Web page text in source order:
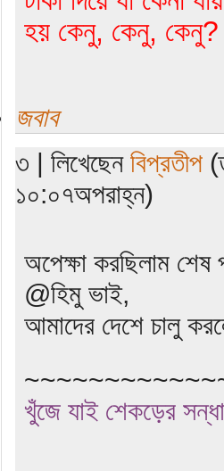
হয় কেনু, কেনু,
জবাব
৩ | লিখেছেন বিপ্রতীপ
১০:০৭অপরাহ্ন)
অপেক্ষা করছিলাম শেষ
@হিমু ভাই,
আমাদের দেশে চালু
খুঁজে যাই শেকড়ের